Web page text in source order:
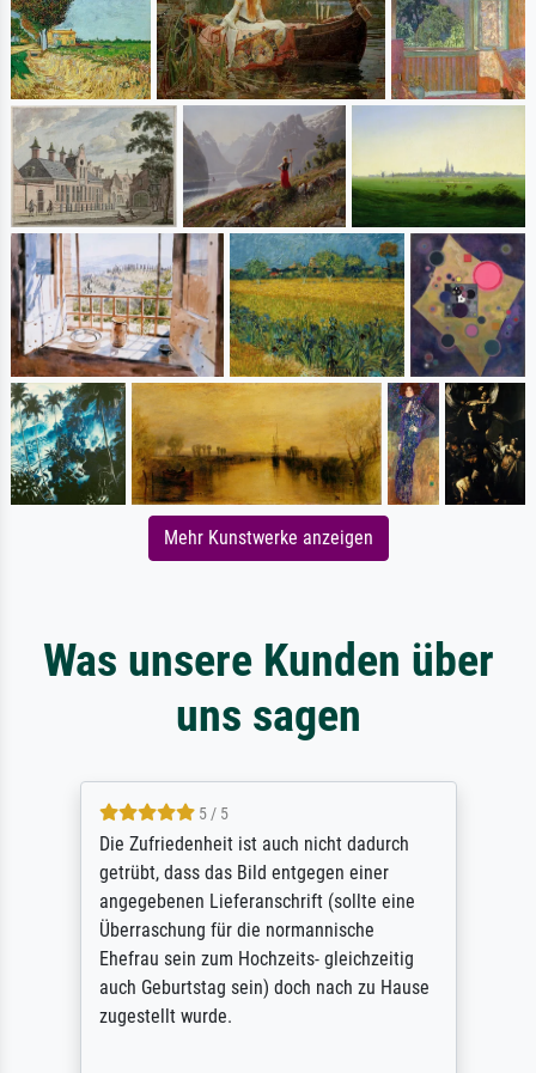
Mehr Kunstwerke anzeigen
Was unsere Kunden über
uns sagen
5 / 5
Die Zufriedenheit ist auch nicht dadurch
getrübt, dass das Bild entgegen einer
angegebenen Lieferanschrift (sollte eine
Überraschung für die normannische
Ehefrau sein zum Hochzeits- gleichzeitig
auch Geburtstag sein) doch nach zu Hause
zugestellt wurde.